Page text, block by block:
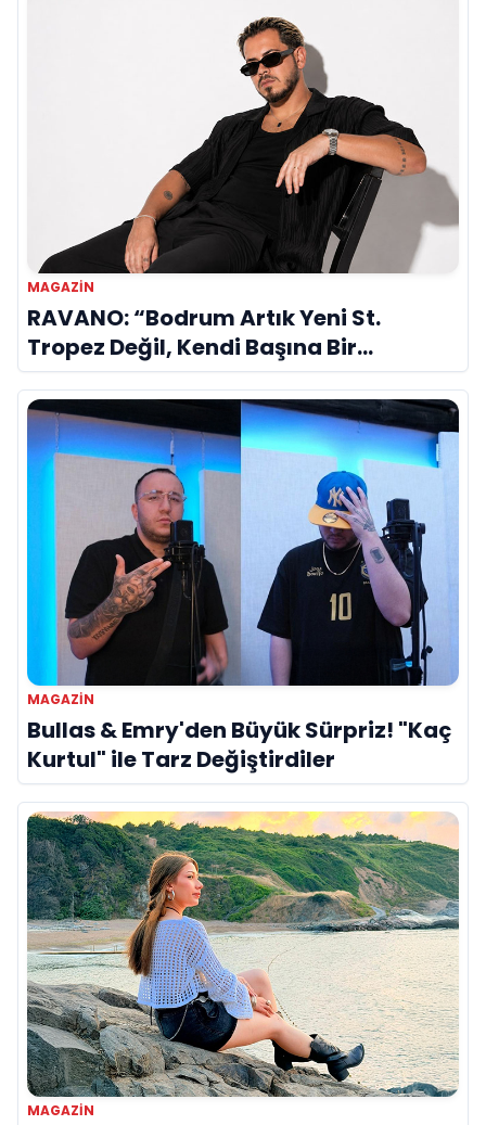
MAGAZİN
RAVANO: “Bodrum Artık Yeni St.
Tropez Değil, Kendi Başına Bir
Referans”
MAGAZİN
Bullas & Emry'den Büyük Sürpriz! "Kaç
Kurtul" ile Tarz Değiştirdiler
MAGAZİN